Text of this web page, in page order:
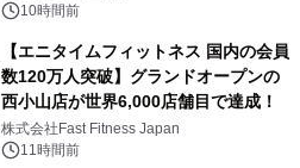
10時間前
【エニタイムフィットネス 国内の会員
数120万人突破】グランドオープンの
西小山店が世界6,000店舗目で達成！
株式会社Fast Fitness Japan
11時間前